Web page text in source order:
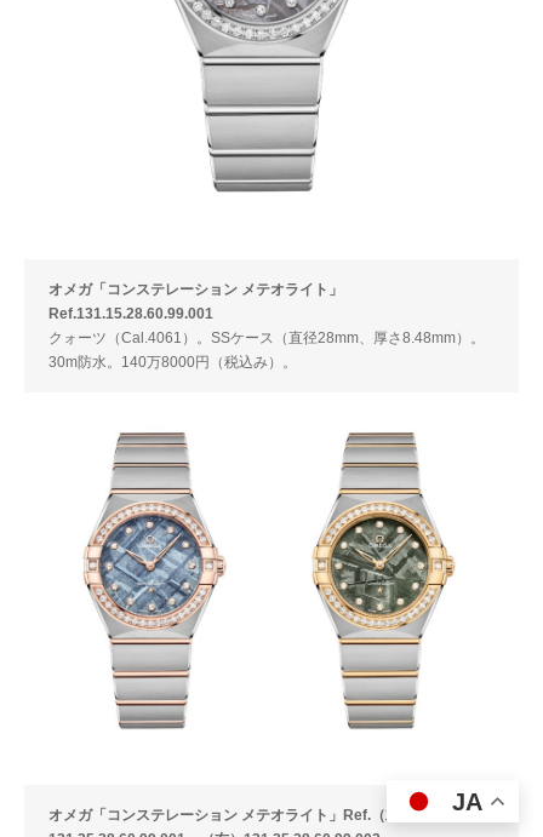
オメガ「コンステレーション メテオライト」
Ref.131.15.28.60.99.001
クォーツ（Cal.4061）。SSケース（直径28mm、厚さ8.48mm）。
30m防水。140万8000円（税込み）。
オメガ「コンステレーション メテオライト」Ref.（左）
JA